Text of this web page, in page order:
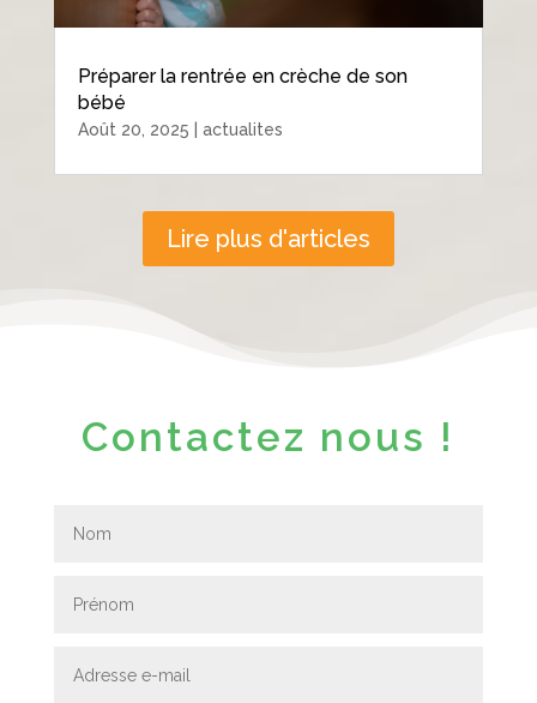
Préparer la rentrée en crèche de son
bébé
Août 20, 2025 actualites
Lire plus d'articles
Contactez nous !